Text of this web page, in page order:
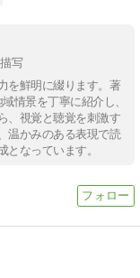
写
を鮮明に綴ります。著
情景を丁寧に紹介し、
、視覚と聴覚を刺激す
温かみのある表現で読
なっています。